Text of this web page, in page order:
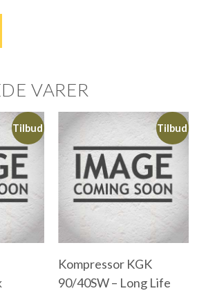
VARER
Tilbud Tilbud
Kompressor KGK
90/40SW – Long Life